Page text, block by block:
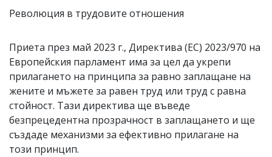
ни!
Революция в трудовите отношения
Приета през май 2023 г., Директива (ЕС) 2023/970 на
Европейския парламент има за цел да укрепи
прилагането на принципа за равно заплащане на
жените и мъжете за равен труд или труд с равна
стойност. Тази директива ще въведе
безпрецедентна прозрачност в заплащането и ще
създаде механизми за ефективно прилагане на
този принцип.